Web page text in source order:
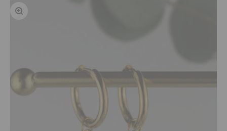
Bild vergrößern